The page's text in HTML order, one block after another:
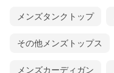
メンズタンクトップ
その他メンズトップス
メンズカーディガン